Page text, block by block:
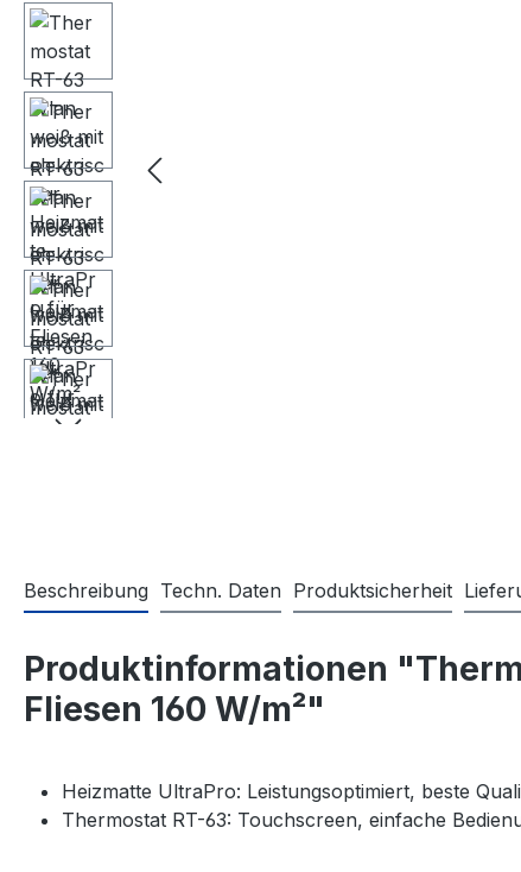
Beschreibung Techn. Daten Produktsicherheit
Produktinformationen
Fliesen 160 W/m²"
Heizmatte UltraPro: Leistungsoptimiert, beste
Thermostat RT-63: Touchscreen, einfache